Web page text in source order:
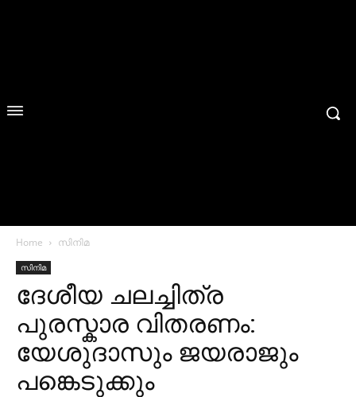
Home സിനിമ
സിനിമ
ദേശീയ ചലച്ചിത്ര
പുരസ്കാര വിതരണം:
യേശുദാസും ജയരാജും
പങ്കെടുക്കും